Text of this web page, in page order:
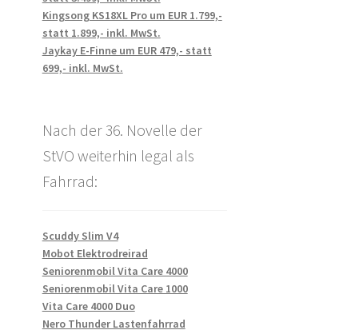
Kingsong KS18XL Pro um EUR 1.799,-
statt 1.899,- inkl. MwSt.
Jaykay E-Finne um EUR 479,- statt
699,- inkl. MwSt.
Nach der 36. Novelle der
StVO weiterhin legal als
Fahrrad:
Scuddy Slim V4
Mobot Elektrodreirad
Seniorenmobil Vita Care 4000
Seniorenmobil Vita Care 1000
Vita Care 4000 Duo
Nero Thunder Lastenfahrrad